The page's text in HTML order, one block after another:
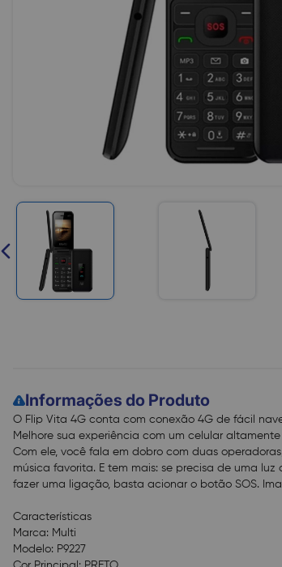
Informações do Produto
O Flip Vita 4G conta com conexão 4G de fácil
Melhore sua experiência com um celular
Com ele, você fala em dobro com duas
música favorita. E tem mais: se precisa de uma
fazer uma ligação, basta acionar o botão SOS.
Características
Marca: Multi
Modelo: P9227